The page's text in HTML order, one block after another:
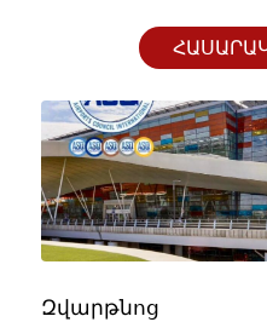
Զվարթնոց